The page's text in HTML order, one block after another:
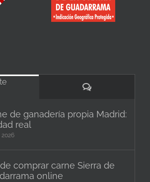
Comentarios
de ganadería propia Madrid:
real
2026
comprar carne Sierra de
online